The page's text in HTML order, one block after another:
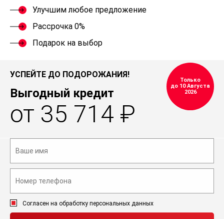
Улучшим любое предложение
Рассрочка 0%
Подарок на выбор
УСПЕЙТЕ ДО ПОДОРОЖАНИЯ!
Выгодный кредит
от 35 714 ₽
Только
до 10 Августа
2026
Согласен на обработку персональных данных